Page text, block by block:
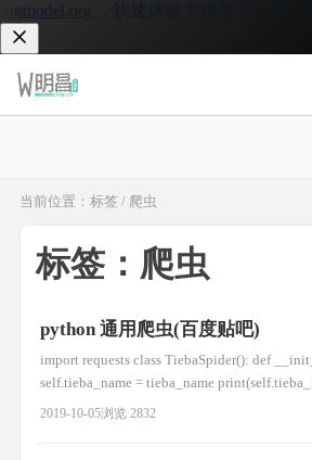
当前位置：标签 / 爬虫
标签：爬虫
python 通用爬虫(百度贴吧)
import requests class TiebaSpider(): def
self.tieba_name = tieba_name
"https://tieba.baidu.com/f?kw="+tieba_name+"
2019-10-05浏览 2832